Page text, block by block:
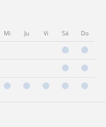
Mi Ju Vi Sá Do